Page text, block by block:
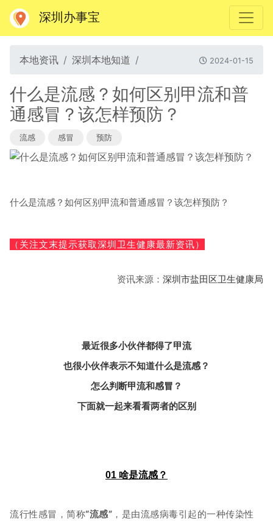
深圳办事宝
本地资讯 深圳本地知道 2024-01-15
什么是流感？如何区别甲流和普
通感冒？该怎样预防？
流感 感冒 预防
什么是流感？如何区别甲流和普通感冒？该怎样预防？
（关注文末提示获取深圳卫生健康最新资讯）
资讯来源： 深圳市盐田区卫生健康局
最近很多小伙伴都得了甲流
也很小伙伴表示不知道什么是流感？
怎么判断甲流和感冒？
下面就一起来看看两者的区别
01 啥是流感？
流行性感冒，简称“流感” ，是由流感病毒引起的一种传染性